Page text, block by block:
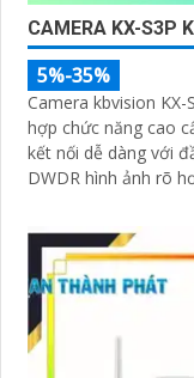
CAMERA KX-S3P
5%-35%
Camera kbvision
hợp chức năng cao
kết nối dễ dàng với đầu ghi. Trang bị
DWDR hình ảnh rõ